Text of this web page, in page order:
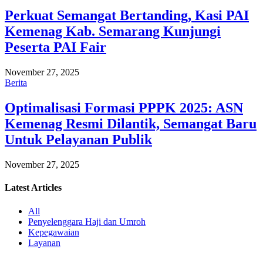
Perkuat Semangat Bertanding, Kasi PAI
Kemenag Kab. Semarang Kunjungi
Peserta PAI Fair
November 27, 2025
Berita
Optimalisasi Formasi PPPK 2025: ASN
Kemenag Resmi Dilantik, Semangat Baru
Untuk Pelayanan Publik
November 27, 2025
Latest Articles
All
Penyelenggara Haji dan Umroh
Kepegawaian
Layanan